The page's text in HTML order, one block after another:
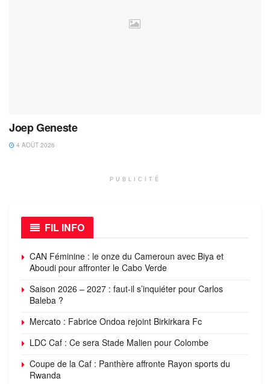
Joep Geneste
4 AOÛT 2026
PUBLICITÉ
FIL INFO
CAN Féminine : le onze du Cameroun avec Biya et
Aboudi pour affronter le Cabo Verde
Saison 2026 – 2027 : faut-il s’inquiéter pour Carlos
Baleba ?
Mercato : Fabrice Ondoa rejoint Birkirkara Fc
LDC Caf : Ce sera Stade Malien pour Colombe
Coupe de la Caf : Panthère affronte Rayon sports du
Rwanda